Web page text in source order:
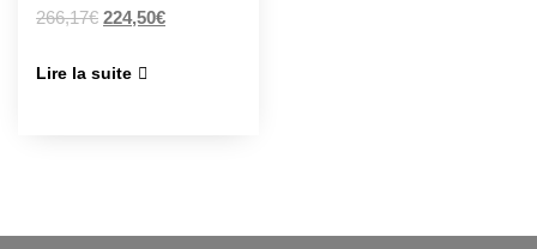
266,17€ 224,50€
Lire la suite